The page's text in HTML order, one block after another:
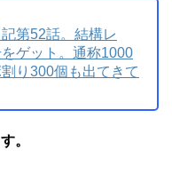
第52話。結構レ
ゲット。通称1000
り300個も出てきて
。